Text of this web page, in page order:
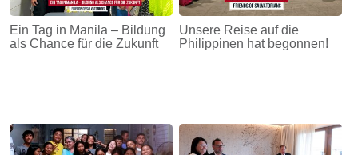
Ein Tag in Manila – Bildung
als Chance für die Zukunft
Unsere Reise auf die
Philippinen hat begonnen!